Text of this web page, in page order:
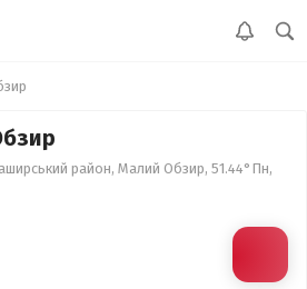
район, Малий Обзир, 51.44°Пн,